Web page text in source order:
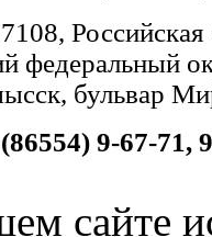
федеральный
бульвар
(86554) 9-67-71,
сайте